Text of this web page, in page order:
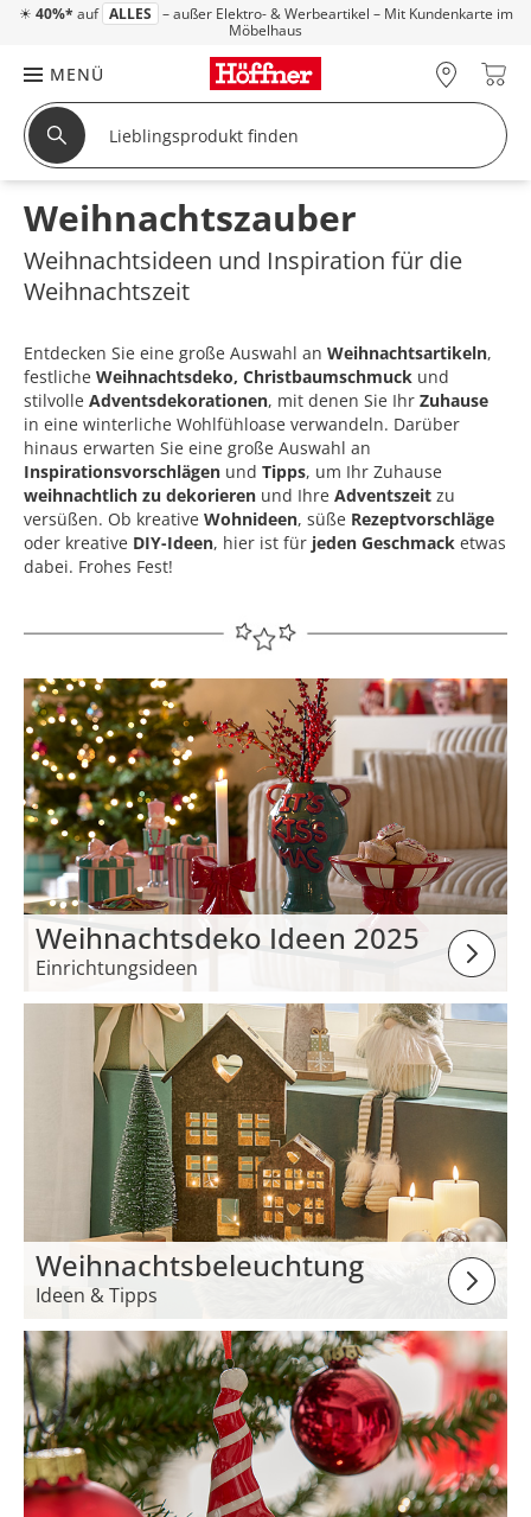
☀ 40%* auf ALLES – außer Elektro- & Werbeartikel – Mit Kundenkarte im
Möbelhaus
MENÜ
Weihnachtszauber
Weihnachtsideen und Inspiration für die
Weihnachtszeit
Entdecken Sie eine große Auswahl an Weihnachtsartikeln,
festliche Weihnachtsdeko, Christbaumschmuck und
stilvolle Adventsdekorationen, mit denen Sie Ihr Zuhause
in eine winterliche Wohlfühloase verwandeln. Darüber
hinaus erwarten Sie eine große Auswahl an
Inspirationsvorschlägen und Tipps, um Ihr Zuhause
weihnachtlich zu dekorieren und Ihre Adventszeit zu
versüßen. Ob kreative Wohnideen, süße Rezeptvorschläge
oder kreative DIY-Ideen, hier ist für jeden Geschmack etwas
dabei. Frohes Fest!
Weihnachtsdeko Ideen 2025
Einrichtungsideen
Weihnachtsbeleuchtung
Ideen & Tipps